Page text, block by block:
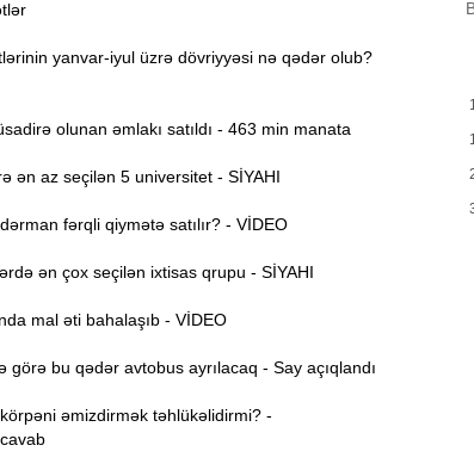
yanvar-iyul üzrə dövriyyəsi nə qədər olub?
olunan əmlakı satıldı - 463 min manata
ən az seçilən 5 universitet - SİYAHI
fərqli qiymətə satılır? - VİDEO
ən çox seçilən ixtisas qrupu - SİYAHI
mal əti bahalaşıb - VİDEO
bu qədər avtobus ayrılacaq - Say açıqlandı
əmizdirmək təhlükəlidirmi? -